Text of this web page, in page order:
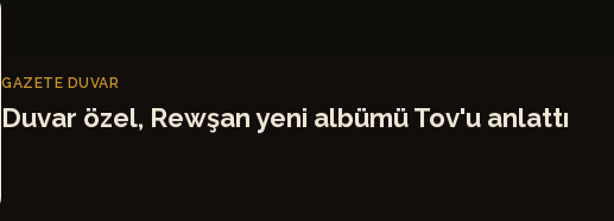
GAZETE DUVAR
Duvar özel, Rewşan yeni albümü Tov'u anlattı